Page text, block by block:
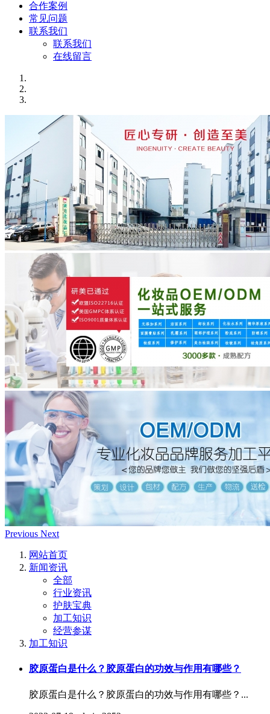
合作案例
常见问题
联系我们
联系我们
在线留言
Previous Next
网站首页
新闻资讯
全部
行业资讯
护肤宝典
加工知识
经营参谋
加工知识
胶原蛋白是什么？胶原蛋白的功效与作用有哪些？
胶原蛋白是什么？胶原蛋白的功效与作用有哪些？...